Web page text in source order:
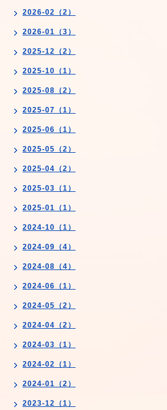
2026-02（2）
2026-01（3）
2025-12（2）
2025-10（1）
2025-08（2）
2025-07（1）
2025-06（1）
2025-05（2）
2025-04（2）
2025-03（1）
2025-01（1）
2024-10（1）
2024-09（4）
2024-08（4）
2024-06（1）
2024-05（2）
2024-04（2）
2024-03（1）
2024-02（1）
2024-01（2）
2023-12（1）